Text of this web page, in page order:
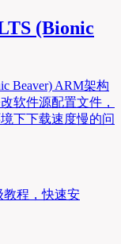
(Bionic
Beaver) ARM架构
软件源配置文件，
下下载速度慢的问